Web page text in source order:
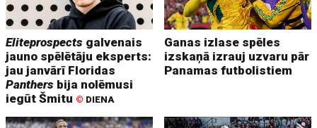
Eliteprospects galvenais
jauno spēlētāju eksperts:
jau janvārī Floridas
Panthers bija nolēmusi
iegūt Šmitu © DIENA
Ganas izlase spēles
izskaņā izrauj uzvaru pār
Panamas futbolistiem